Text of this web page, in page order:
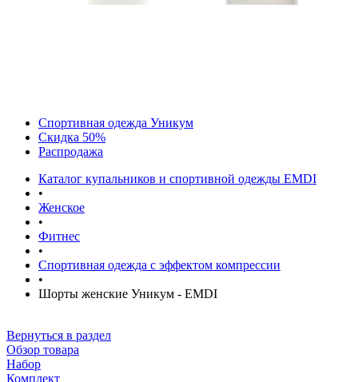
Спортивная одежда Уникум
Скидка 50%
Распродажа
Каталог купальников и спортивной одежды EMDI
•
Женское
•
Фитнес
•
Спортивная одежда с эффектом компрессии
•
Шорты женские Уникум - EMDI
Вернуться в раздел
Обзор товара
Набор
Комплект